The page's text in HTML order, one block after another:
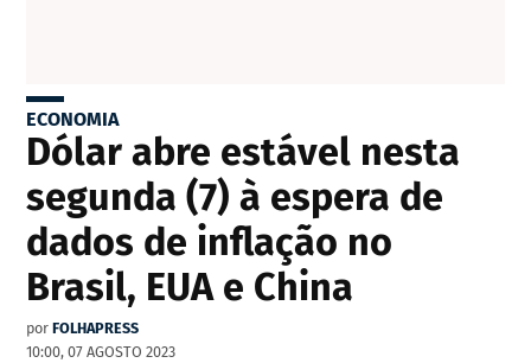
ECONOMIA
Dólar abre estável nesta
segunda (7) à espera de
dados de inflação no
Brasil, EUA e China
por FOLHAPRESS
10:00, 07 AGOSTO 2023